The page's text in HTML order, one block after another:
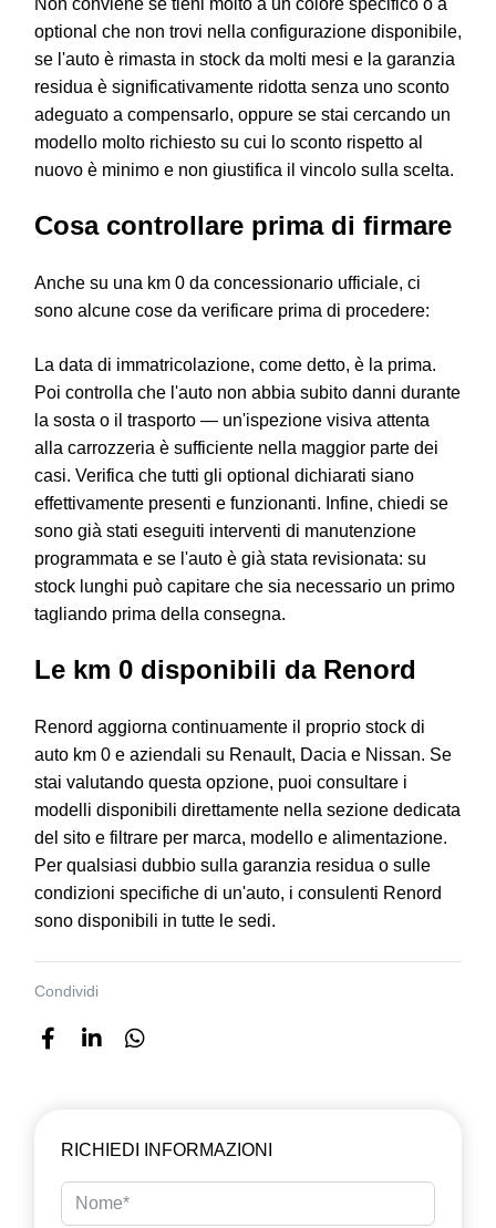
Non conviene se tieni molto a un colore specifico o a
optional che non trovi nella configurazione disponibile,
se l'auto è rimasta in stock da molti mesi e la garanzia
residua è significativamente ridotta senza uno sconto
adeguato a compensarlo, oppure se stai cercando un
modello molto richiesto su cui lo sconto rispetto al
nuovo è minimo e non giustifica il vincolo sulla scelta.
Cosa controllare prima di firmare
Anche su una km 0 da concessionario ufficiale, ci
sono alcune cose da verificare prima di procedere:
La data di immatricolazione, come detto, è la prima.
Poi controlla che l'auto non abbia subito danni durante
la sosta o il trasporto — un'ispezione visiva attenta
alla carrozzeria è sufficiente nella maggior parte dei
casi. Verifica che tutti gli optional dichiarati siano
effettivamente presenti e funzionanti. Infine, chiedi se
sono già stati eseguiti interventi di manutenzione
programmata e se l'auto è già stata revisionata: su
stock lunghi può capitare che sia necessario un primo
tagliando prima della consegna.
Le km 0 disponibili da Renord
Renord aggiorna continuamente il proprio stock di
auto km 0 e aziendali su Renault, Dacia e Nissan. Se
stai valutando questa opzione, puoi consultare i
modelli disponibili direttamente nella sezione dedicata
del sito e filtrare per marca, modello e alimentazione.
Per qualsiasi dubbio sulla garanzia residua o sulle
condizioni specifiche di un'auto, i consulenti Renord
sono disponibili in tutte le sedi.
Condividi
RICHIEDI INFORMAZIONI